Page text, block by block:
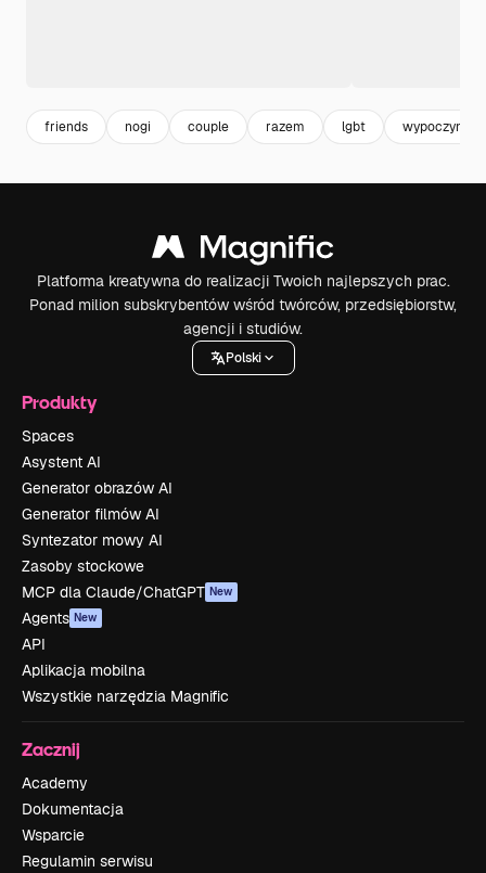
friends nogi couple razem lgbt wypoczynek
Platforma kreatywna do realizacji Twoich najlepszych prac.
Ponad milion subskrybentów wśród twórców, przedsiębiorstw,
agencji i studiów.
Polski
Produkty
Spaces
Asystent AI
Generator obrazów AI
Generator filmów AI
Syntezator mowy AI
Zasoby stockowe
MCP dla Claude/ChatGPT New
Agents New
API
Aplikacja mobilna
Wszystkie narzędzia Magnific
Zacznij
Academy
Dokumentacja
Wsparcie
Regulamin serwisu